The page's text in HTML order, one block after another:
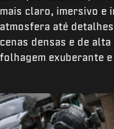
mais claro, imersivo e
atmosfera até
cenas densas e de
folhagem exuberante